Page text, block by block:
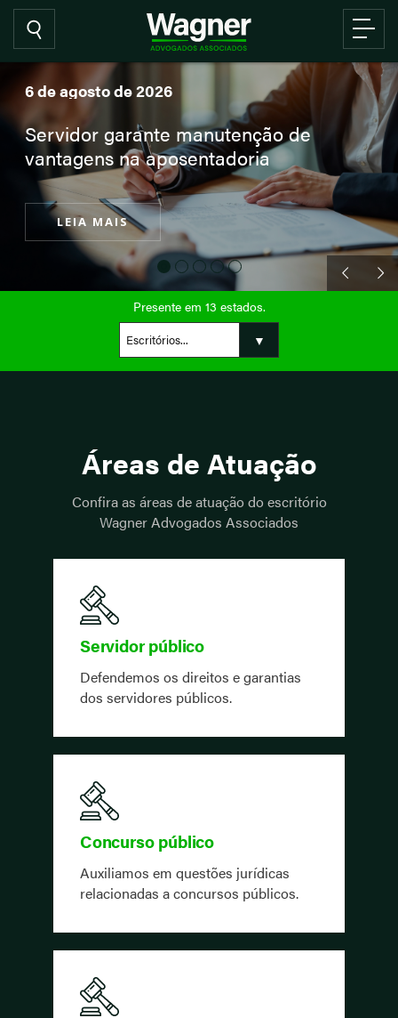
Presente em 13 estados.
Áreas de Atuação
Confira as áreas de atuação do escritório
Wagner Advogados Associados
Servidor público
Defendemos os direitos e garantias
dos servidores públicos.
Concurso público
Auxiliamos em questões jurídicas
relacionadas a concursos públicos.